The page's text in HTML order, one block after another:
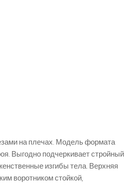
на плечах. Модель формата
Выгодно подчеркивает стройный
изгибы тела. Верхняя
воротником стойкой,